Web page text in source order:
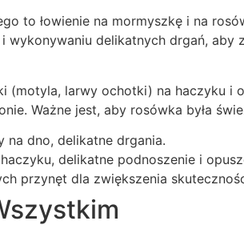
to łowienie na mormyszkę i na
delikatnych drgań, aby
(motyla, larwy ochotki) na haczyku i
Ważne jest, aby rosówka była
na dno, delikatne drgania.
delikatne podnoszenie i
przynęt dla zwiększenia